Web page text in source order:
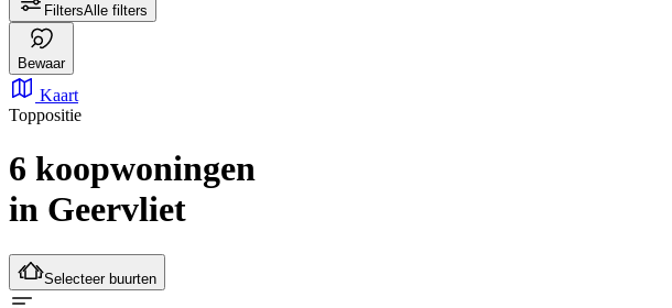
FiltersAlle filters
Bewaar
Kaart
Toppositie
6 koopwoningen
in Geervliet
Selecteer buurten